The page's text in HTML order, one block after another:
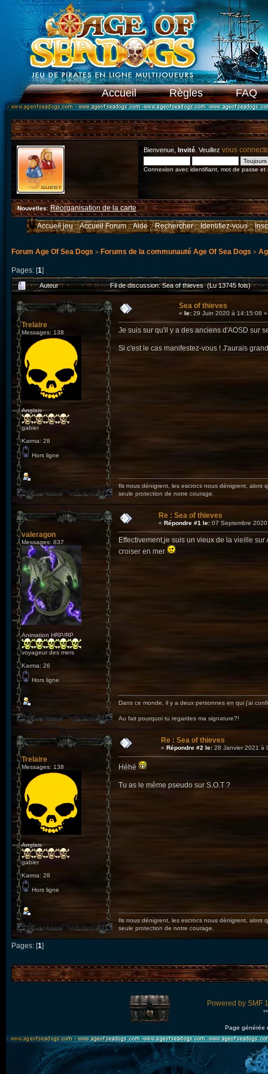
Accueil Règles FAQ
Bienvenue, Invité . Veuillez vous
Connexion avec identifiant, mot de passe et
Nouvelles: Réorganisation de la carte
Accueil jeu::Accueil Forum::Aide::Rechercher::Identifiez-vous::
Forum Age Of Sea Dogs > Forums de la communauté Age Of Sea Dogs >
Pages: [1]
Auteur Fil de discussion: Sea of thieves (Lu 13745 fois)
Trelaire
Messages: 138
Anglais
gabier
Karma: 28
Hors ligne
Sea of thieves
« le: 29 Juin 2020 à 14:15:08 »
Je suis sur qu'il y a des anciens d'AOSD sur
Si c'est le cas manifestez-vous ! J'aurais
Ils nous dénigrent, les escrocs nous dénigrent, alors
seule protection de notre courage.
valeragon
Messages: 837
Animation HRP/RP
voyageur des mers
Karma: 26
Hors ligne
Re : Sea of thieves
« Répondre #1 le: 07 Septembre
Effectivement,je suis un vieux de la vieille
croiser en mer
Dans ce monde, il y a deux personnes en qui j'ai
Au fait pourquoi tu regardes ma signature?!
Trelaire
Messages: 138
Anglais
gabier
Karma: 28
Hors ligne
Re : Sea of thieves
« Répondre #2 le: 28 Janvier 2021 à
Héhé
Tu as le même pseudo sur S.O.T ?
Ils nous dénigrent, les escrocs nous dénigrent, alors
seule protection de notre courage.
Pages: [1]
Powered by SMF
Page générée